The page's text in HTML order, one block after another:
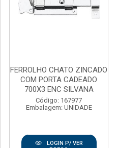
FERROLHO CHATO ZINCADO
COM PORTA CADEADO
700X3 ENC SILVANA
Código: 167977
Embalagem: UNIDADE
LOGIN P/ VER